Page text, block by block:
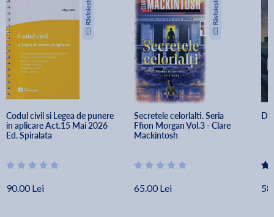
Codul civil si Legea de punere
in aplicare Act.15 Mai 2026
Ed. Spiralata
90.00 Lei
Secretele celorlalti. Seria
Ffion Morgan Vol.3 - Clare
Mackintosh
65.00 Lei